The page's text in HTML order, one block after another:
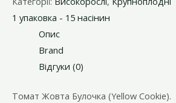
Cookie).
кількість
1 упаковка - 15 насінин
Опис
Brand
Відгуки (0)
Томат Жовта Булочка (Yellow Cookie).